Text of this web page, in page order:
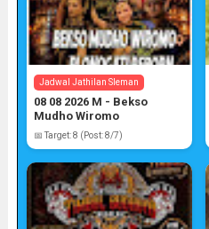
Jadwal Jathilan Sleman
08 08 2026 M - Bekso
Mudho Wiromo
📅 Target: 8 (Post: 8/7)